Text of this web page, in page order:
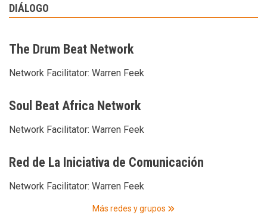
DIÁLOGO
The Drum Beat Network
Network Facilitator: Warren Feek
Soul Beat Africa Network
Network Facilitator: Warren Feek
Red de La Iniciativa de Comunicación
Network Facilitator: Warren Feek
Más redes y grupos